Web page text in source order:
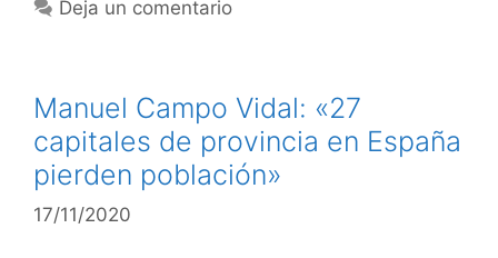
Deja un comentario
Manuel Campo Vidal: «27
capitales de provincia en España
pierden población»
17/11/2020